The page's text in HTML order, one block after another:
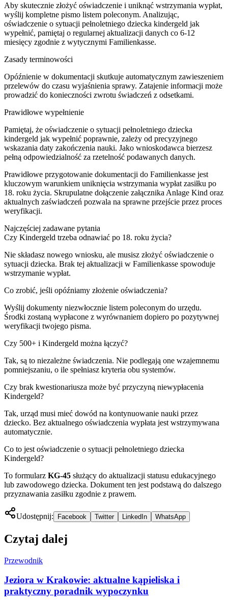
Aby skutecznie złożyć oświadczenie i uniknąć wstrzymania wypłat,
wyślij kompletne pismo listem poleconym. Analizując,
oświadczenie o sytuacji pełnoletniego dziecka kindergeld jak
wypełnić, pamiętaj o regularnej aktualizacji danych co 6-12
miesięcy zgodnie z wytycznymi Familienkasse.
Zasady terminowości
Opóźnienie w dokumentacji skutkuje automatycznym zawieszeniem
przelewów do czasu wyjaśnienia sprawy. Zatajenie informacji może
prowadzić do konieczności zwrotu świadczeń z odsetkami.
Prawidłowe wypełnienie
Pamiętaj, że oświadczenie o sytuacji pełnoletniego dziecka
kindergeld jak wypełnić poprawnie, zależy od precyzyjnego
wskazania daty zakończenia nauki. Jako wnioskodawca bierzesz
pełną odpowiedzialność za rzetelność podawanych danych.
Prawidłowe przygotowanie dokumentacji do Familienkasse jest
kluczowym warunkiem uniknięcia wstrzymania wypłat zasiłku po
18. roku życia. Skrupulatne dołączenie załącznika Anlage Kind oraz
aktualnych zaświadczeń pozwala na sprawne przejście przez proces
weryfikacji.
Najczęściej zadawane pytania
Czy Kindergeld trzeba odnawiać po 18. roku życia?
Nie składasz nowego wniosku, ale musisz złożyć oświadczenie o
sytuacji dziecka. Brak tej aktualizacji w Familienkasse spowoduje
wstrzymanie wypłat.
Co zrobić, jeśli opóźniamy złożenie oświadczenia?
Wyślij dokumenty niezwłocznie listem poleconym do urzędu.
Środki zostaną wypłacone z wyrównaniem dopiero po pozytywnej
weryfikacji twojego pisma.
Czy 500+ i Kindergeld można łączyć?
Tak, są to niezależne świadczenia. Nie podlegają one wzajemnemu
pomniejszaniu, o ile spełniasz kryteria obu systemów.
Czy brak kwestionariusza może być przyczyną niewypłacenia
Kindergeld?
Tak, urząd musi mieć dowód na kontynuowanie nauki przez
dziecko. Bez aktualnego oświadczenia wypłata jest wstrzymywana
automatycznie.
Co to jest oświadczenie o sytuacji pełnoletniego dziecka
Kindergeld?
To formularz KG-45 służący do aktualizacji statusu edukacyjnego
lub zawodowego dziecka. Dokument ten jest podstawą do dalszego
przyznawania zasiłku zgodnie z prawem.
Udostępnij: Facebook Twitter LinkedIn WhatsApp
Czytaj dalej
Przewodnik
Jeziora w Krakowie: aktualne kąpieliska i
praktyczny poradnik wypoczynku